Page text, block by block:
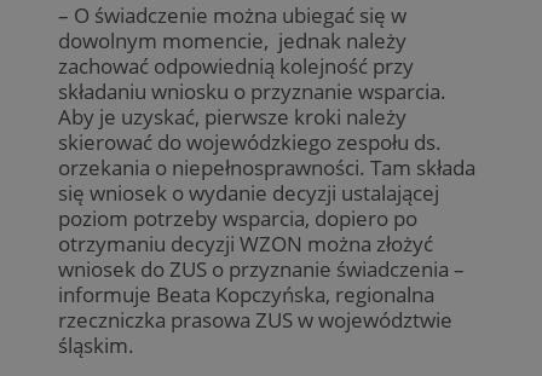
– O świadczenie można ubiegać się w
dowolnym momencie, jednak należy
zachować odpowiednią kolejność przy
składaniu wniosku o przyznanie wsparcia.
Aby je uzyskać, pierwsze kroki należy
skierować do wojewódzkiego zespołu ds.
orzekania o niepełnosprawności. Tam składa
się wniosek o wydanie decyzji ustalającej
poziom potrzeby wsparcia, dopiero po
otrzymaniu decyzji WZON można złożyć
wniosek do ZUS o przyznanie świadczenia –
informuje Beata Kopczyńska, regionalna
rzeczniczka prasowa ZUS w województwie
śląskim.